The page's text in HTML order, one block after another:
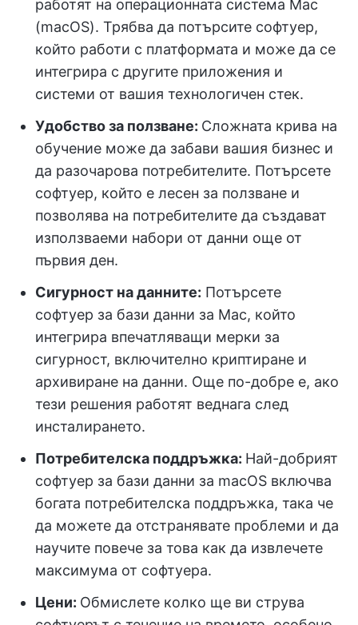
работят на операционната система Mac
(macOS). Трябва да потърсите софтуер,
който работи с платформата и може да се
интегрира с другите приложения и
системи от вашия технологичен стек.
Удобство за ползване: Сложната крива на
обучение може да забави вашия бизнес и
да разочарова потребителите. Потърсете
софтуер, който е лесен за ползване и
позволява на потребителите да създават
използваеми набори от данни още от
първия ден.
Сигурност на данните: Потърсете
софтуер за бази данни за Mac, който
интегрира впечатляващи мерки за
сигурност, включително криптиране и
архивиране на данни. Още по-добре е, ако
тези решения работят веднага след
инсталирането.
Потребителска поддръжка: Най-добрият
софтуер за бази данни за macOS включва
богата потребителска поддръжка, така че
да можете да отстранявате проблеми и да
научите повече за това как да извлечете
максимума от софтуера.
Цени: Обмислете колко ще ви струва